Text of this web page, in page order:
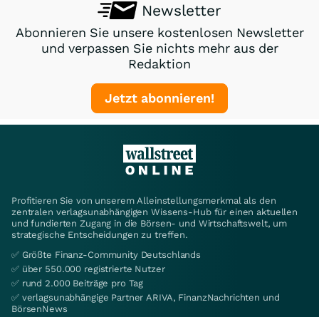
Newsletter
Abonnieren Sie unsere kostenlosen Newsletter
und verpassen Sie nichts mehr aus der
Redaktion
Jetzt abonnieren!
Profitieren Sie von unserem Alleinstellungsmerkmal als den
zentralen verlagsunabhängigen Wissens-Hub für einen aktuellen
und fundierten Zugang in die Börsen- und Wirtschaftswelt, um
strategische Entscheidungen zu treffen.
✅ Größte Finanz-Community Deutschlands
✅ über 550.000 registrierte Nutzer
✅ rund 2.000 Beiträge pro Tag
✅ verlagsunabhängige Partner ARIVA, FinanzNachrichten und
BörsenNews